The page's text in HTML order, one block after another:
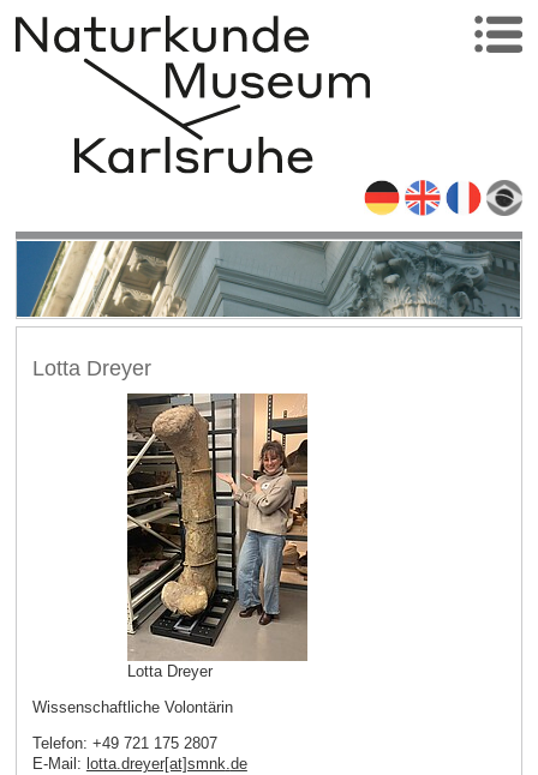
Lotta Dreyer
Lotta Dreyer
Wissenschaftliche Volontärin
Telefon: +49 721 175 2807
E-Mail: lotta.dreyer[at]smnk.de